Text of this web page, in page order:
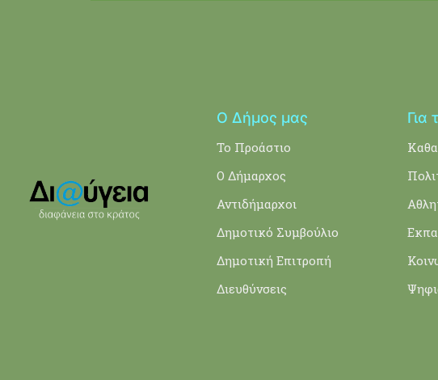
Ο Δήμος μας
Το Προάστιο
Ο Δήμαρχος
Αντιδήμαρχοι
Δημοτικό Συμβούλιο
Δημοτική Επιτροπή
Διευθύνσεις
Για